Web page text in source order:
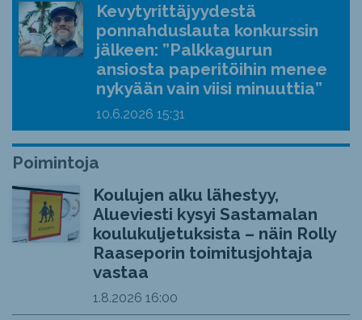
Kevytyrittäjyydestä
ponnahduslauta konkurssin
jälkeen: ”Palkkagurun
ansiosta paperitöihin menee
nykyään vain viisi minuuttia”
10.6.2026 15:31
Poimintoja
Koulujen alku lähestyy,
Alueviesti kysyi Sastamalan
koulukuljetuksista – näin Rolly
Raaseporin toimitusjohtaja
vastaa
1.8.2026 16:00